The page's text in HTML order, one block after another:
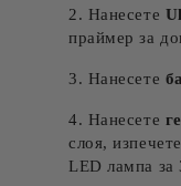
Нанесете
праймер за
Нанесете
Нанесете
слоя,
LED лампа за